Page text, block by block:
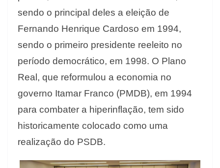
sendo o principal deles a eleição de
Fernando Henrique Cardoso em 1994,
sendo o primeiro presidente reeleito no
período democrático, em 1998. O Plano
Real, que reformulou a economia no
governo Itamar Franco (PMDB), em 1994
para combater a hiperinflação, tem sido
historicamente colocado como uma
realização do PSDB.